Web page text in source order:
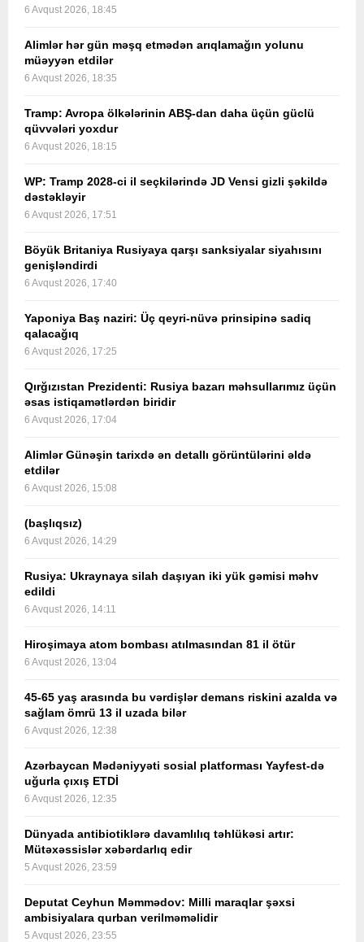
6 Avqust 2026, 18:45
Alimlər hər gün məşq etmədən arıqlamağın yolunu
müəyyən etdilər
6 Avqust 2026, 18:35
Tramp: Avropa ölkələrinin ABŞ-dan daha üçün güclü
qüvvələri yoxdur
6 Avqust 2026, 18:15
WP: Tramp 2028-ci il seçkilərində JD Vensi gizli şəkildə
dəstəkləyir
6 Avqust 2026, 17:51
Böyük Britaniya Rusiyaya qarşı sanksiyalar siyahısını
genişləndirdi
6 Avqust 2026, 17:40
Yaponiya Baş naziri: Üç qeyri-nüvə prinsipinə sadiq
qalacağıq
6 Avqust 2026, 17:25
Qırğızıstan Prezidenti: Rusiya bazarı məhsullarımız üçün
əsas istiqamətlərdən biridir
6 Avqust 2026, 17:04
Alimlər Günəşin tarixdə ən detallı görüntülərini əldə
etdilər
6 Avqust 2026, 15:08
(başlıqsız)
6 Avqust 2026, 14:29
Rusiya: Ukraynaya silah daşıyan iki yük gəmisi məhv
edildi
6 Avqust 2026, 14:11
Hiroşimaya atom bombası atılmasından 81 il ötür
6 Avqust 2026, 13:04
45-65 yaş arasında bu vərdişlər demans riskini azalda və
sağlam ömrü 13 il uzada bilər
6 Avqust 2026, 12:38
Azərbaycan Mədəniyyəti sosial platforması Yayfest-də
uğurla çıxış ETDİ
6 Avqust 2026, 12:35
Dünyada antibiotiklərə davamlılıq təhlükəsi artır:
Mütəxəssislər xəbərdarlıq edir
5 Avqust 2026, 23:59
Deputat Ceyhun Məmmədov: Milli maraqlar şəxsi
ambisiyalara qurban verilməməlidir
5 Avqust 2026, 23:55